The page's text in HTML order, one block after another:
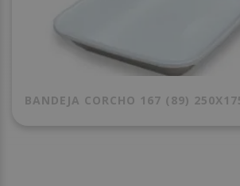
BANDEJA CORCHO 167 (89)